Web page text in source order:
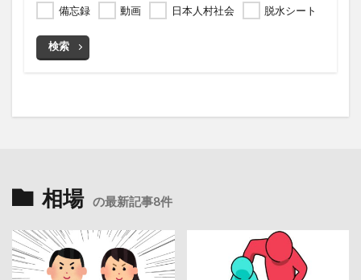
備忘録
動画 日本人村社会 脱水シート
検索
相場 の最新記事8件